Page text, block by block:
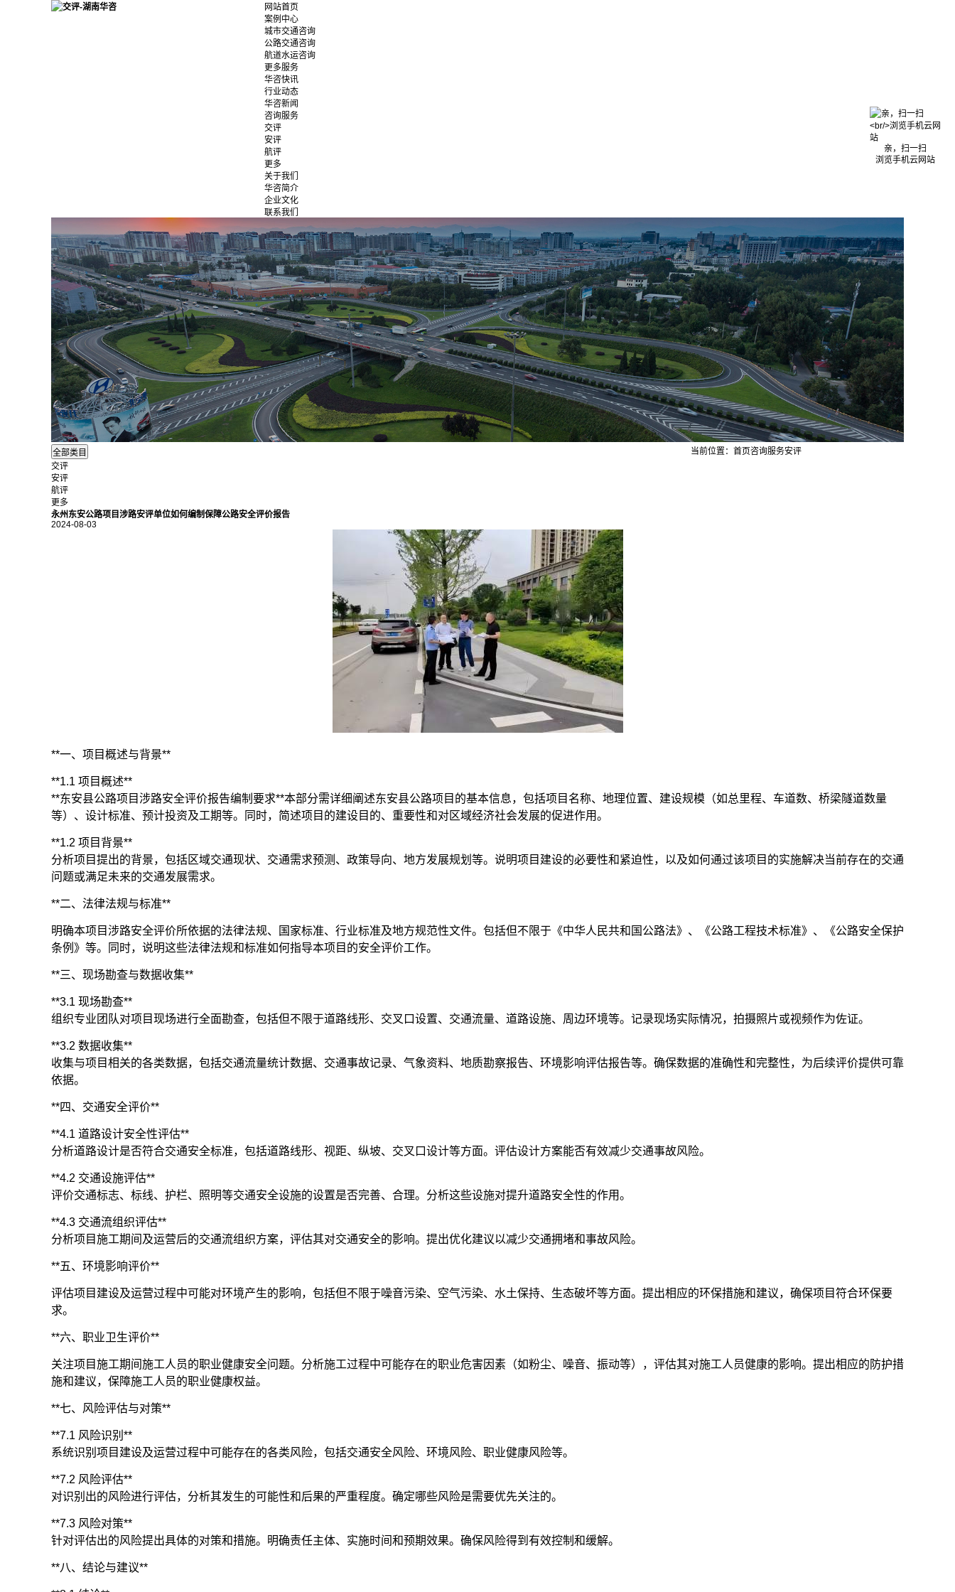
网站首页
案例中心
城市交通咨询
公路交通咨询
航道水运咨询
更多服务
华咨快讯
行业动态
华咨新闻
咨询服务
交评
安评
航评
更多
关于我们
华咨简介
企业文化
联系我们
交评
安评
航评
更多
当前位置： 首页咨询服务安评
永州东安公路项目涉路安评单位如何编制保障公路安全评价报告
2024-08-03
**一、项目概述与背景**
**1.1 项目概述**
**东安县公路项目涉路安全评价报告编制要求**本部分需详细阐述东安县公路项目的基本信息，包括项目名称、地理位置、建设规模（如总里程、车道数、桥梁隧道数量
等）、设计标准、预计投资及工期等。同时，简述项目的建设目的、重要性和对区域经济社会发展的促进作用。
**1.2 项目背景**
分析项目提出的背景，包括区域交通现状、交通需求预测、政策导向、地方发展规划等。说明项目建设的必要性和紧迫性，以及如何通过该项目的实施解决当前存在的交通
问题或满足未来的交通发展需求。
**二、法律法规与标准**
明确本项目涉路安全评价所依据的法律法规、国家标准、行业标准及地方规范性文件。包括但不限于《中华人民共和国公路法》、《公路工程技术标准》、《公路安全保护
条例》等。同时，说明这些法律法规和标准如何指导本项目的安全评价工作。
**三、现场勘查与数据收集**
**3.1 现场勘查**
组织专业团队对项目现场进行全面勘查，包括但不限于道路线形、交叉口设置、交通流量、道路设施、周边环境等。记录现场实际情况，拍摄照片或视频作为佐证。
**3.2 数据收集**
收集与项目相关的各类数据，包括交通流量统计数据、交通事故记录、气象资料、地质勘察报告、环境影响评估报告等。确保数据的准确性和完整性，为后续评价提供可靠
依据。
**四、交通安全评价**
**4.1 道路设计安全性评估**
分析道路设计是否符合交通安全标准，包括道路线形、视距、纵坡、交叉口设计等方面。评估设计方案能否有效减少交通事故风险。
**4.2 交通设施评估**
评价交通标志、标线、护栏、照明等交通安全设施的设置是否完善、合理。分析这些设施对提升道路安全性的作用。
**4.3 交通流组织评估**
分析项目施工期间及运营后的交通流组织方案，评估其对交通安全的影响。提出优化建议以减少交通拥堵和事故风险。
**五、环境影响评价**
评估项目建设及运营过程中可能对环境产生的影响，包括但不限于噪音污染、空气污染、水土保持、生态破坏等方面。提出相应的环保措施和建议，确保项目符合环保要
求。
**六、职业卫生评价**
关注项目施工期间施工人员的职业健康安全问题。分析施工过程中可能存在的职业危害因素（如粉尘、噪音、振动等），评估其对施工人员健康的影响。提出相应的防护措
施和建议，保障施工人员的职业健康权益。
**七、风险评估与对策**
**7.1 风险识别**
系统识别项目建设及运营过程中可能存在的各类风险，包括交通安全风险、环境风险、职业健康风险等。
**7.2 风险评估**
对识别出的风险进行评估，分析其发生的可能性和后果的严重程度。确定哪些风险是需要优先关注的。
**7.3 风险对策**
针对评估出的风险提出具体的对策和措施。明确责任主体、实施时间和预期效果。确保风险得到有效控制和缓解。
**八、结论与建议**
亲，扫一扫
浏览手机云网站